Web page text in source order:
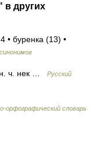
в других
• буренка (13) •
ч. нек …
Русский
орфографический словарь